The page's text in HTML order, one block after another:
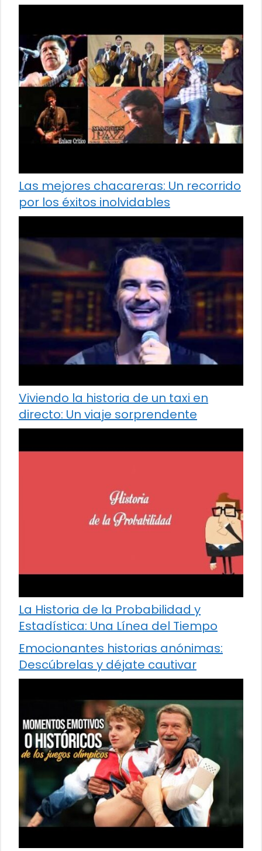
Las mejores chacareras: Un recorrido
por los éxitos inolvidables
Viviendo la historia de un taxi en
directo: Un viaje sorprendente
La Historia de la Probabilidad y
Estadística: Una Línea del Tiempo
Emocionantes historias anónimas:
Descúbrelas y déjate cautivar